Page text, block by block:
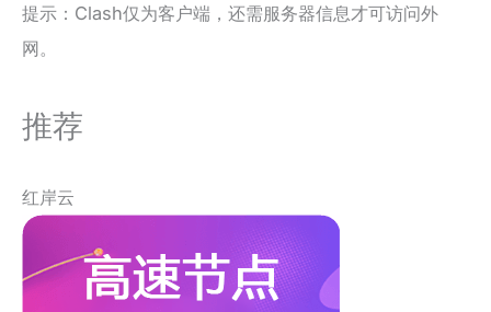
提示：Clash仅为客户端，还需服务器信息才可访问外
网。
推荐
红岸云